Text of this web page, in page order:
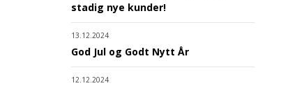
stadig nye kunder!
13.12.2024
God Jul og Godt Nytt År
12.12.2024